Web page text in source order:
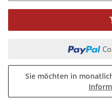
Sie möchten in